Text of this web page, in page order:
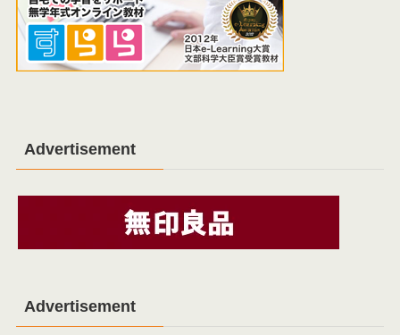
Advertisement
Advertisement